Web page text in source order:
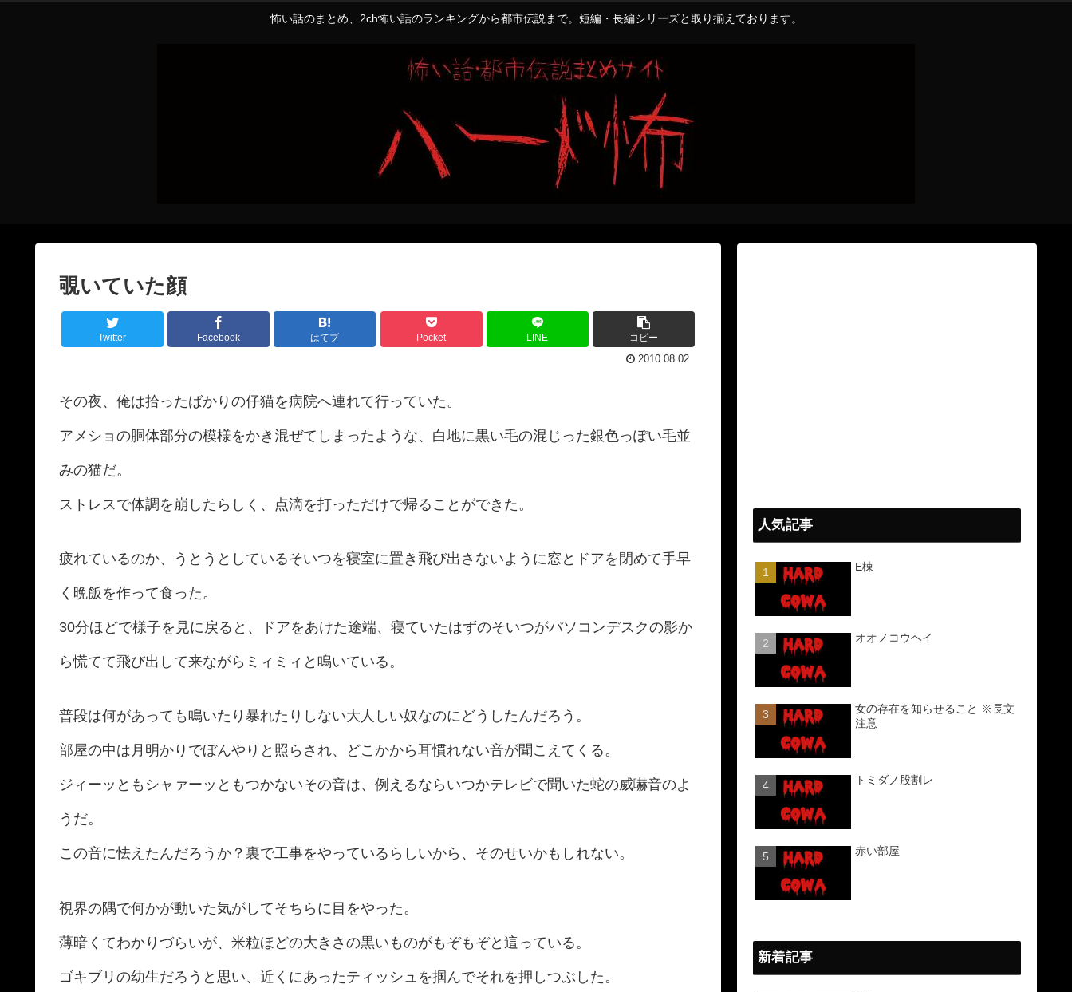
怖い話のまとめ、2ch怖い話のランキングから都市伝説まで。短編・長編シリーズと取り揃えております。
覗いていた顔
Twitter Facebook はてブ Pocket LINE
コピー
2010.08.02
その夜、俺は拾ったばかりの仔猫を病院へ連れて行っていた。
アメショの胴体部分の模様をかき混ぜてしまったような、白地に黒い毛の混じった銀色っぽい毛並
みの猫だ。
ストレスで体調を崩したらしく、点滴を打っただけで帰ることができた。
疲れているのか、うとうとしているそいつを寝室に置き飛び出さないように窓とドアを閉めて手早
く晩飯を作って食った。
30分ほどで様子を見に戻ると、ドアをあけた途端、寝ていたはずのそいつがパソコンデスクの影か
ら慌てて飛び出して来ながらミィミィと鳴いている。
普段は何があっても鳴いたり暴れたりしない大人しい奴なのにどうしたんだろう。
部屋の中は月明かりでぼんやりと照らされ、どこかから耳慣れない音が聞こえてくる。
ジィーッともシャァーッともつかないその音は、例えるならいつかテレビで聞いた蛇の威嚇音のよ
うだ。
この音に怯えたんだろうか？裏で工事をやっているらしいから、そのせいかもしれない。
視界の隅で何かが動いた気がしてそちらに目をやった。
薄暗くてわかりづらいが、米粒ほどの大きさの黒いものがもぞもぞと這っている。
ゴキブリの幼生だろうと思い、近くにあったティッシュを掴んでそれを押しつぶした。
人気記事
E棟
オオノコウヘイ
女の存在を知らせること ※長文
注意
トミダノ股割レ
赤い部屋
新着記事